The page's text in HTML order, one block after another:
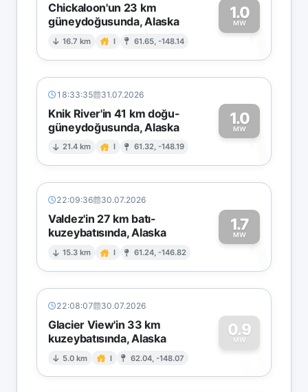
Chickaloon'un 23 km
güneydoğusunda, Alaska
16.7 km I 61.65, -148.14
1.0
MW1
18:33:35 31.07.2026
Knik River'in 41 km doğu-
güneydoğusunda, Alaska
21.4 km I 61.32, -148.19
1.0
MW1
22:09:36 30.07.2026
Valdez'in 27 km batı-
kuzeybatısında, Alaska
15.3 km I 61.24, -146.82
1.7
MW1
22:08:07 30.07.2026
Glacier View'in 33 km
kuzeybatısında, Alaska
5.0 km I 62.04, -148.07
0.9
MW
0